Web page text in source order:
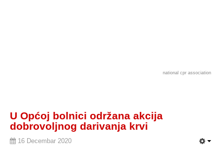
national cpr association
U Općoj bolnici održana akcija
dobrovoljnog darivanja krvi
16 Decembar 2020